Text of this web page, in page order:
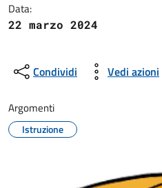
Data:
22 marzo 2024
Condividi Vedi azioni
Argomenti
Istruzione